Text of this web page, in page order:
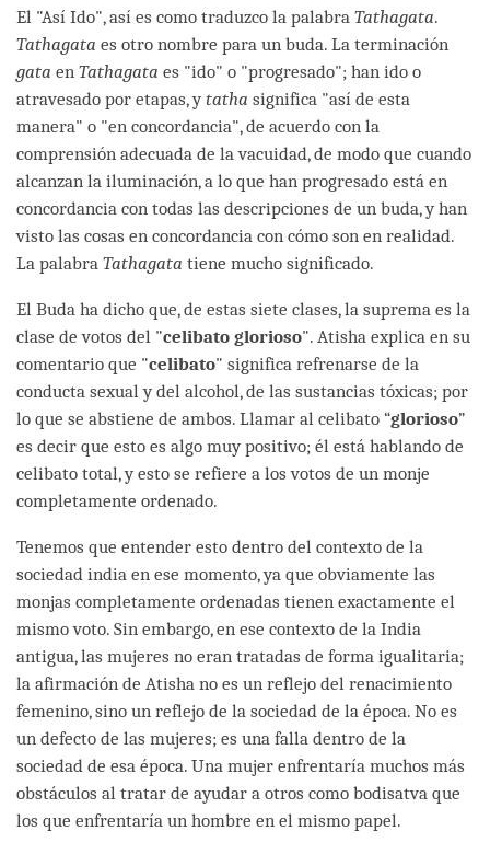
El "Así Ido", así es como traduzco la palabra Tathagata.
Tathagata es otro nombre para un buda. La terminación
gata en Tathagata es "ido" o "progresado"; han ido o
atravesado por etapas, ytatha significa "así de esta
manera" o "en concordancia", de acuerdo con la
comprensión adecuada de la vacuidad, de modo que cuando
alcanzan la iluminación, a lo que han progresado está en
concordancia con todas las descripciones de un buda, y han
visto las cosas en concordancia con cómo son en realidad.
La palabra Tathagata tiene mucho significado.
El Buda ha dicho que, de estas siete clases, la suprema es la
clase de votos del "celibato glorioso". Atisha explica en su
comentario que "celibato" significa refrenarse de la
conducta sexual y del alcohol, de las sustancias tóxicas; por
lo que se abstiene de ambos. Llamar al celibato “glorioso”
es decir que esto es algo muy positivo; él está hablando de
celibato total, y esto se refiere a los votos de un monje
completamente ordenado.
Tenemos que entender esto dentro del contexto de la
sociedad india en ese momento, ya que obviamente las
monjas completamente ordenadas tienen exactamente el
mismo voto. Sin embargo, en ese contexto de la India
antigua, las mujeres no eran tratadas de forma igualitaria;
la afirmación de Atisha no es un reflejo del renacimiento
femenino, sino un reflejo de la sociedad de la época. No es
un defecto de las mujeres; es una falla dentro de la
sociedad de esa época. Una mujer enfrentaría muchos más
obstáculos al tratar de ayudar a otros como bodisatva que
los que enfrentaría un hombre en el mismo papel.